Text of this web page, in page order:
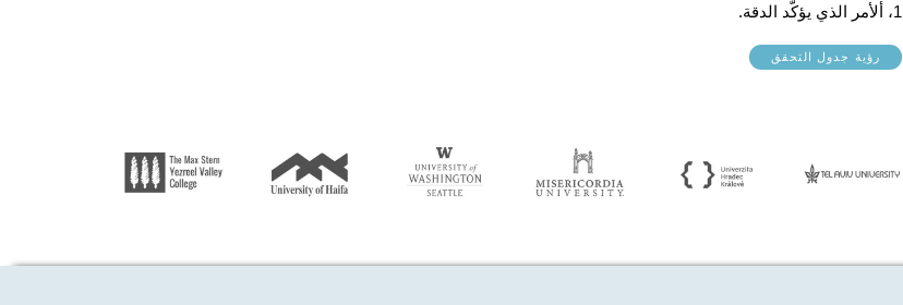
1، ألأمر الذي يؤكّد الدقة.
رؤية جدول التحقق